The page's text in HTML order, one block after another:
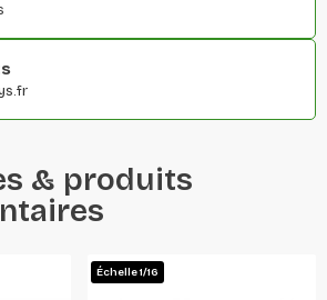
& produits
Échelle 1/16